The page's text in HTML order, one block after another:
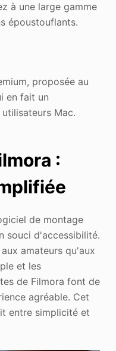
à une large gamme
époustouflants.
proposée au
en fait un
Mac.
:
de montage
souci d'accessibilité.
amateurs qu'aux
et les
de Filmora font de
agréable. Cet
entre simplicité et